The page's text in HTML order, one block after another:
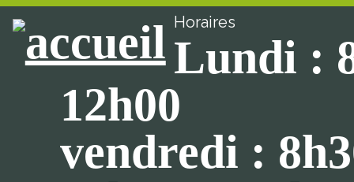
Horaires
Lundi :
12h00
vendredi :